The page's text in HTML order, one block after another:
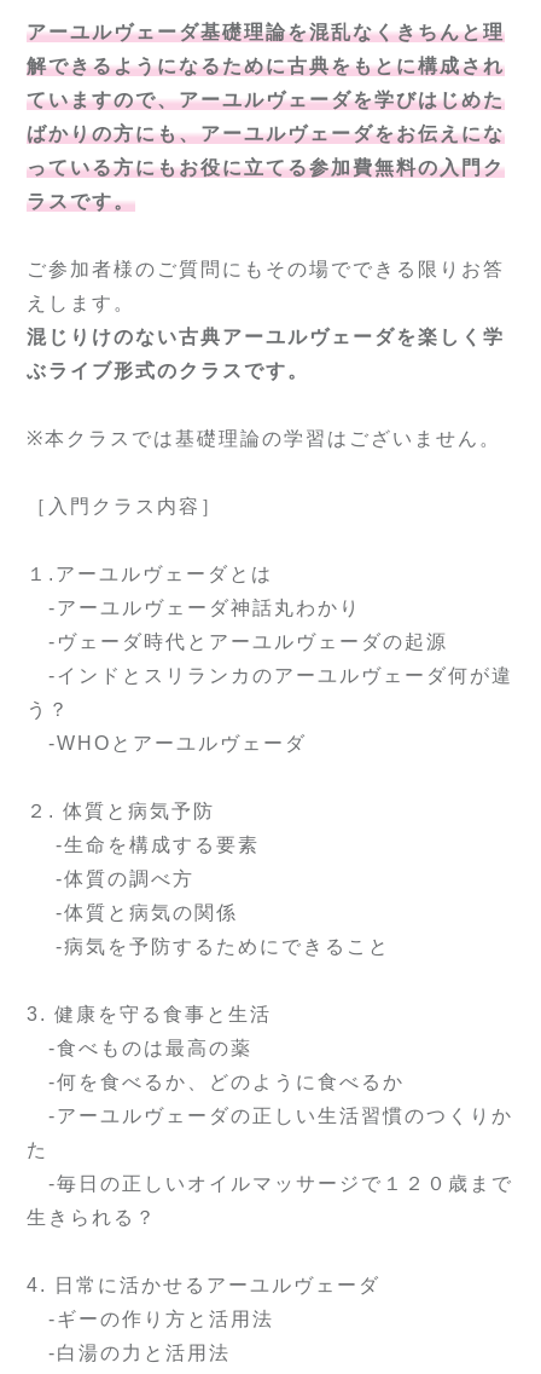
アーユルヴェーダ基礎理論を混乱なくきちんと理
解できるようになるために古典をもとに構成され
ていますので、アーユルヴェーダを学びはじめた
ばかりの方にも、アーユルヴェーダをお伝えにな
っている方にもお役に立てる参加費無料の入門ク
ラスです。
ご参加者様のご質問にもその場でできる限りお答
えします。
混じりけのない古典アーユルヴェーダを楽しく学
ぶライブ形式のクラスです。
※本クラスでは基礎理論の学習はございません。
［入門クラス内容］
１.アーユルヴェーダとは
-アーユルヴェーダ神話丸わかり
-ヴェーダ時代とアーユルヴェーダの起源
-インドとスリランカのアーユルヴェーダ何が違
う？
-WHOとアーユルヴェーダ
２. 体質と病気予防
-生命を構成する要素
-体質の調べ方
-体質と病気の関係
-病気を予防するためにできること
3. 健康を守る食事と生活
-食べものは最高の薬
-何を食べるか、どのように食べるか
-アーユルヴェーダの正しい生活習慣のつくりか
た
-毎日の正しいオイルマッサージで１２０歳まで
生きられる？
4. 日常に活かせるアーユルヴェーダ
-ギーの作り方と活用法
-白湯の力と活用法